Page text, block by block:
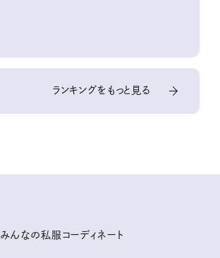
ランキングをもっと見る
みんなの私服コーディネート